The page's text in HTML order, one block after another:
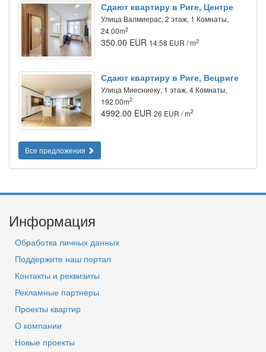
Сдают квартиру в Риге, Центре
Улица Валмиерас, 2 этаж, 1 Комнаты,
24.00m2
350.00 EUR 14.58 EUR / m2
Сдают квартиру в Риге, Вецриге
Улица Миесниеку, 1 этаж, 4 Комнаты,
192.00m2
4992.00 EUR 26 EUR / m2
Все предложения
Информация
Обработка личных данных
Поддержите наш портал
Контакты и реквизиты
Рекламные партнеры
Проекты квартир
О компании
Новые проекты